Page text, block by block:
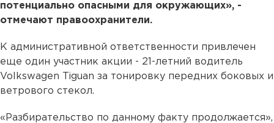
потенциально опасными для окружающих», -
отмечают правоохранители.
К административной ответственности привлечен
еще один участник акции - 21-летний водитель
Volkswagen Tiguan за тонировку передних боковых и
ветрового стекол.
«Разбирательство по данному факту продолжается»,